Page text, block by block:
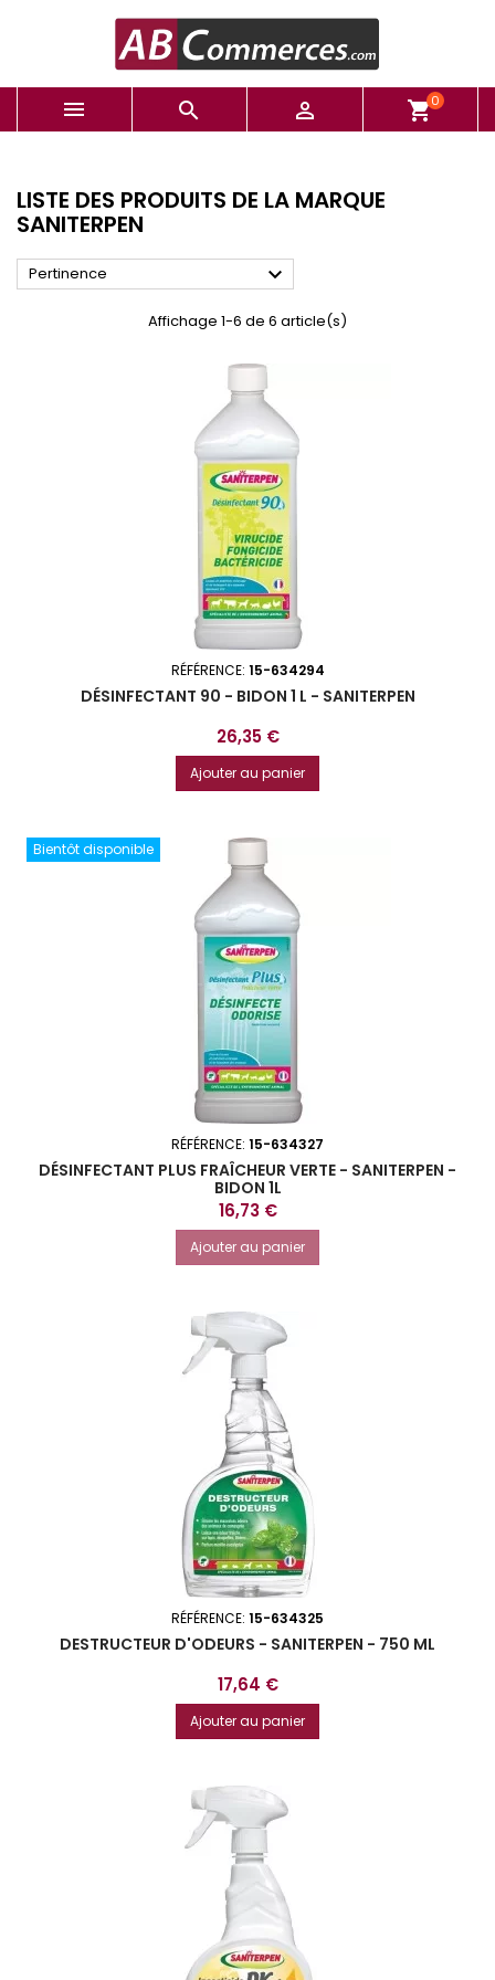
   shopping_cart0
LISTE DES PRODUITS DE LA MARQUE
SANITERPEN
Pertinence 
Affichage 1-6 de 6 article(s)
RÉFÉRENCE: 15-634294
DÉSINFECTANT 90 - BIDON 1 L - SANITERPEN
Prix
26,35 €
Ajouter au panier
Bientôt disponible
RÉFÉRENCE: 15-634327
DÉSINFECTANT PLUS FRAÎCHEUR VERTE - SANITERPEN -
BIDON 1L
Prix
16,73 €
Ajouter au panier
RÉFÉRENCE: 15-634325
DESTRUCTEUR D'ODEURS - SANITERPEN - 750 ML
Prix
17,64 €
Ajouter au panier